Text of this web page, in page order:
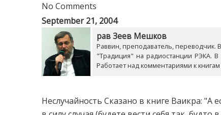
No Comments
September 21, 2004
рав Зеев Мешков
Раввин, преподаватель, переводчик.
"Традиция" на радиостанции РЭКА. В
Работает над комментариями к
Неслучайность Сказано в книге Ваикра: "А